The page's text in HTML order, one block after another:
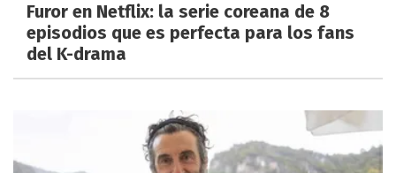
Furor en Netflix: la serie coreana de 8
episodios que es perfecta para los fans
del K-drama